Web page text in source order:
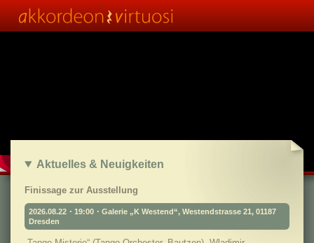
Aktuelles & Neuigkeiten
Finissage zur Ausstellung
2026.08.22・19:00・Galerie „K Westend“, Westendstrasse 21, 01187
Dresden